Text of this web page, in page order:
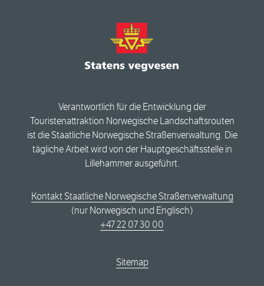
Verantwortlich für die Entwicklung der
Touristenattraktion Norwegische Landschaftsrouten
ist die Staatliche Norwegische Straßenverwaltung. Die
tägliche Arbeit wird von der Hauptgeschäftsstelle in
Lillehammer ausgeführt.
Kontakt Staatliche Norwegische Straßenverwaltung
(nur Norwegisch und Englisch)
+47 22 07 30 00
Sitemap